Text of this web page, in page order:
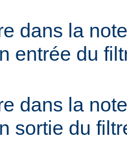
dans la
entrée du
dans la
sortie du